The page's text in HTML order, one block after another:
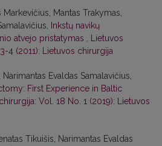
Mantas Trakymas,
Inkstų navikų
atvejo pristatymas
Lietuvos
4 (2011): Lietuvos chirurgija
Evaldas Samalavičius,
First Experience in Baltic
Vol. 18 No. 1 (2019): Lietuvos
Tikuišis, Narimantas Evaldas